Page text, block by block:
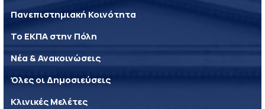
Πανεπιστημιακή Κοινότητα
Το ΕΚΠΑ στην Πόλη
Νέα & Ανακοινώσεις
Όλες οι Δημοσιεύσεις
Κλινικές Μελέτες